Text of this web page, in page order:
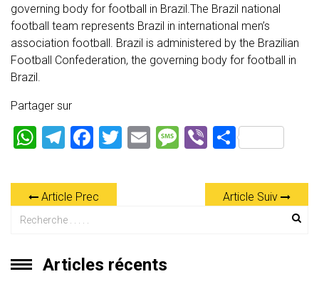
governing body for football in Brazil.The Brazil national
football team represents Brazil in international men’s
association football. Brazil is administered by the Brazilian
Football Confederation, the governing body for football in
Brazil.
Partager sur
W
at
s
A
p
p
T
e
gr
a
m
F
ce
b
T
E
M Vi
er
P
ta
g
Article Prec Article Suiv
Articles récents